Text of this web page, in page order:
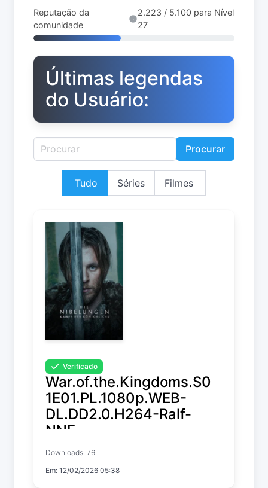
Reputação da
comunidade
2.223 / 5.100 para Nível
27
Últimas legendas
do Usuário:
Procurar
Tudo Séries Filmes
Verificado
War.of.the.Kingdoms.S0
1E01.PL.1080p.WEB-
DL.DD2.0.H264-Ralf-
NNF
Temp. 1 EP. 1
Downloads: 76
Em: 12/02/2026 05:38